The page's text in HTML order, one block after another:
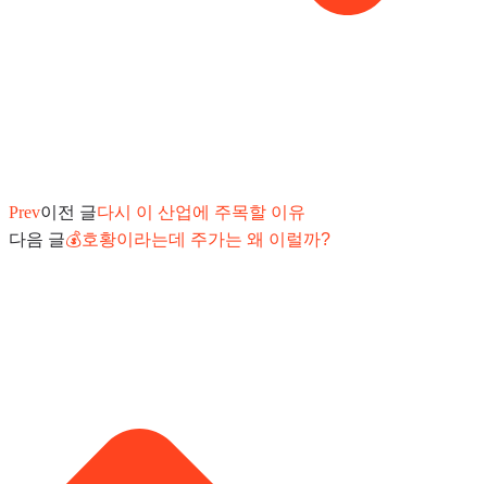
Prev이전 글다시 이 산업에 주목할 이유
다음 글💰호황이라는데 주가는 왜 이럴까?